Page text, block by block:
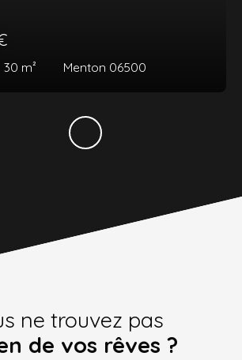
30 m² Menton 06500
ne trouvez pas
de vos rêves ?